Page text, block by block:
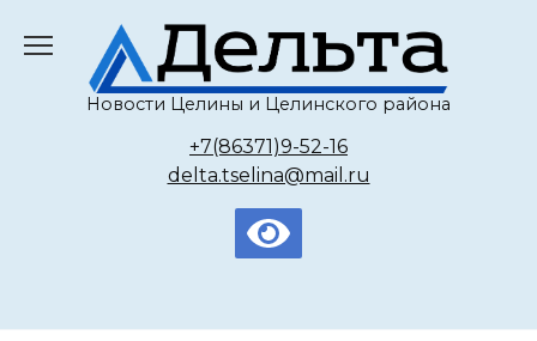
содержанию
Новости Целины и Целинского района
+7(86371)9-52-16
delta.tselina@mail.ru